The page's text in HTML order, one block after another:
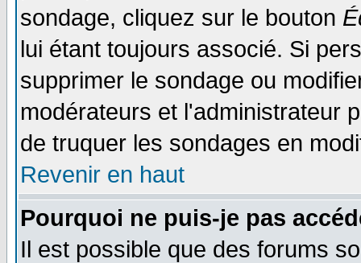
sondage, cliquez sur le bouton
lui étant toujours associé. Si
supprimer le sondage ou
modérateurs et l'administrateur
de truquer les sondages en
Revenir en haut
Pourquoi ne puis-je pas
Il est possible que des forums